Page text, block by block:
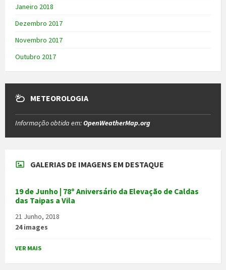
Janeiro 2018
Dezembro 2017
Novembro 2017
Outubro 2017
METEOROLOGIA
Informação obtida em:OpenWeatherMap.org
GALERIAS DE IMAGENS EM DESTAQUE
19 de Junho | 78º Aniversário da Elevação de Caldas
das Taipas a Vila
21 Junho, 2018
24 images
VER MAIS